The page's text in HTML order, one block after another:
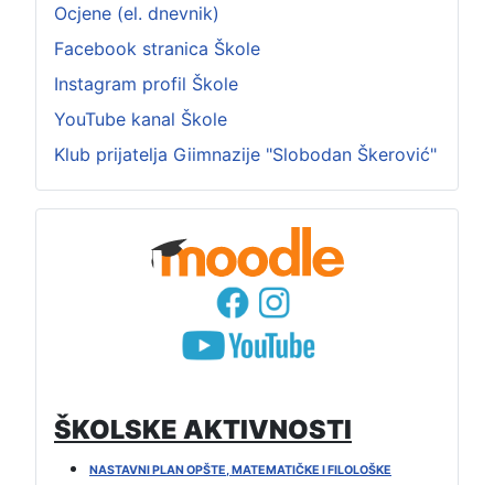
Ocjene (el. dnevnik)
Facebook stranica Škole
Instagram profil Škole
YouTube kanal Škole
Klub prijatelja Giimnazije "Slobodan Škerović"
ŠKOLSKE AKTIVNOSTI
NASTAVNI PLAN OPŠTE, MATEMATIČKE I FILOLOŠKE